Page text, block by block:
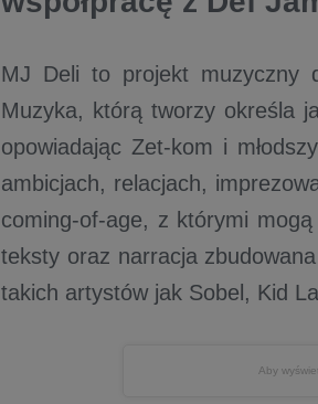
MJ Deli to projekt muzyczny
Muzyka, którą tworzy określa
opowiadając Zet-kom i
ambicjach, relacjach,
coming-of-age, z którymi
teksty oraz narracja
takich artystów jak Sobel, Kid
Aby